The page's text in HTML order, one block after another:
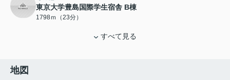
東京大学豊島国際学生宿舎 B棟
1798ｍ（23分）
すべて見る
地図